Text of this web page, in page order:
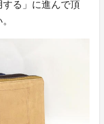
る」に進んで頂